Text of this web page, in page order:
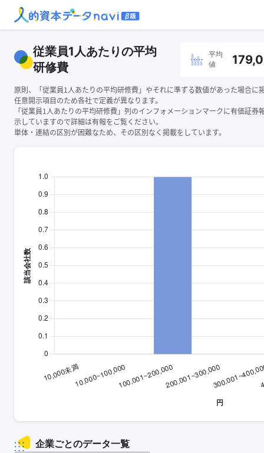
従業員1人あたりの平均
研修費
平均
値
原則、「従業員1人あたりの平均研修費」やそれに準ずる数値があった場合に
任意開示項目のため各社で定義が異なります。
「従業員1人あたりの平均研修費」列のインフォメーションマークに有価証券
示していますので詳細は有報をご覧ください。
単体・連結の区別が困難なため、その区別なく掲載をしています。
企業ごとのデータ一覧